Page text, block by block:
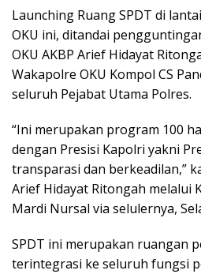
Launching Ruang SPDT di
OKU ini, ditandai
OKU AKBP Arief Hidayat
Wakapolre OKU Kompol CS
seluruh Pejabat Utama Polres.
“Ini merupakan program 100
dengan Presisi Kapolri yakni
transparasi dan berkeadilan,”
Arief Hidayat Ritongah melalui
Mardi Nursal via selulernya,
SPDT ini merupakan ruangan
terintegrasi ke seluruh fungsi